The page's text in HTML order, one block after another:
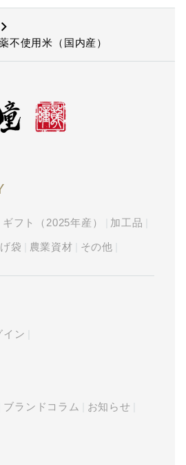
不使用米（国内産）
ギフト（2025年産） 加工品
袋 農業資材 その他
イン
ブランドコラム お知らせ